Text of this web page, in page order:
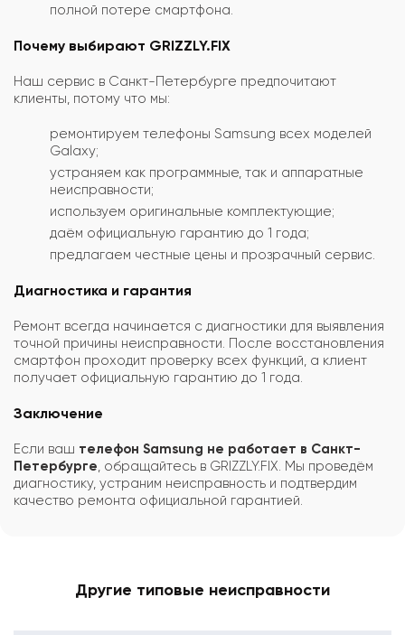
полной потере смартфона.
Почему выбирают GRIZZLY.FIX
Наш сервис в Санкт-Петербурге предпочитают
клиенты, потому что мы:
ремонтируем телефоны Samsung всех моделей
Galaxy;
устраняем как программные, так и аппаратные
неисправности;
используем оригинальные комплектующие;
даём официальную гарантию до 1 года;
предлагаем честные цены и прозрачный сервис.
Диагностика и гарантия
Ремонт всегда начинается с диагностики для выявления
точной причины неисправности. После восстановления
смартфон проходит проверку всех функций, а клиент
получает официальную гарантию до 1 года.
Заключение
Если ваш телефон Samsung не работает в Санкт-
Петербурге , обращайтесь в GRIZZLY.FIX. Мы проведём
диагностику, устраним неисправность и подтвердим
качество ремонта официальной гарантией.
Другие типовые неисправности